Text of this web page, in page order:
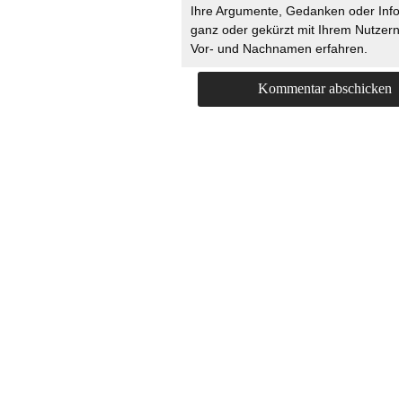
Ihre Argumente, Gedanken oder
ganz oder gekürzt mit Ihrem
Vor- und Nachnamen erfahren.